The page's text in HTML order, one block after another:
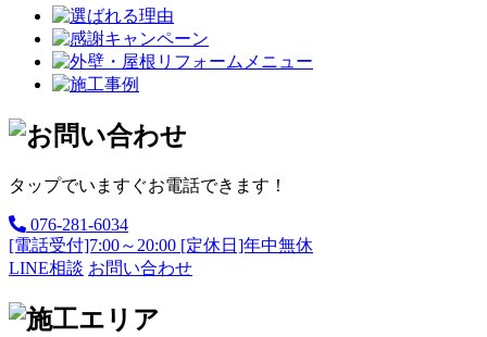
タップでいますぐお電話できます！
076-281-6034
[電話受付]7:00～20:00 [定休日]年中無休
LINE相談 お問い合わせ